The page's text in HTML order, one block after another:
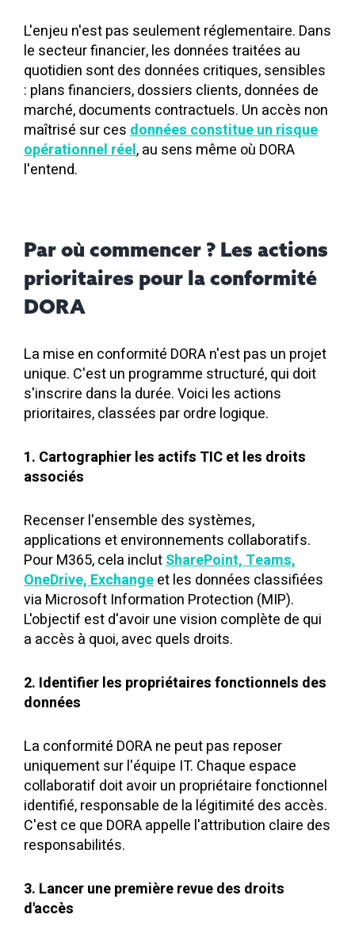
L'enjeu n'est pas seulement réglementaire. Dans
le secteur financier, les données traitées au
quotidien sont des données critiques, sensibles
: plans financiers, dossiers clients, données de
marché, documents contractuels. Un accès non
maîtrisé sur cesdonnées constitue un risque
opérationnel réel, au sens même où DORA
l'entend.
Par où commencer ? Les actions
prioritaires pour la conformité
DORA
La mise en conformité DORA n'est pas un projet
unique. C'est un programme structuré, qui doit
s'inscrire dans la durée. Voici les actions
prioritaires, classées par ordre logique.
1. Cartographier les actifs TIC et les droits
associés
Recenser l'ensemble des systèmes,
applications et environnements collaboratifs.
Pour M365, cela inclutSharePoint, Teams,
OneDrive, Exchangeet les données classifiées
via Microsoft Information Protection (MIP).
L'objectif est d'avoir une vision complète de qui
a accès à quoi, avec quels droits.
2. Identifier les propriétaires fonctionnels des
données
La conformité DORA ne peut pas reposer
uniquement sur l'équipe IT. Chaque espace
collaboratif doit avoir un propriétaire fonctionnel
identifié, responsable de la légitimité des accès.
C'est ce que DORA appelle l'attribution claire des
responsabilités.
3. Lancer une première revue des droits
d'accès